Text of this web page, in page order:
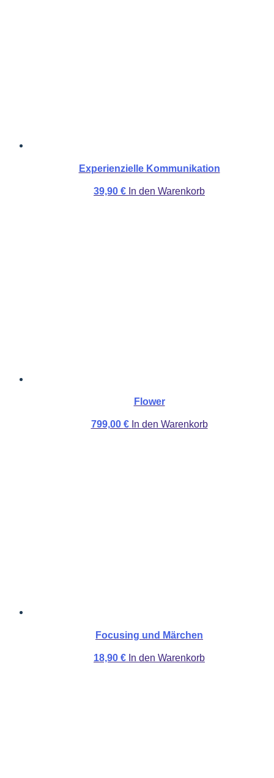
Experienzielle Kommunikation
39,90 € In den Warenkorb
Flower
799,00 € In den Warenkorb
Focusing und Märchen
18,90 € In den Warenkorb